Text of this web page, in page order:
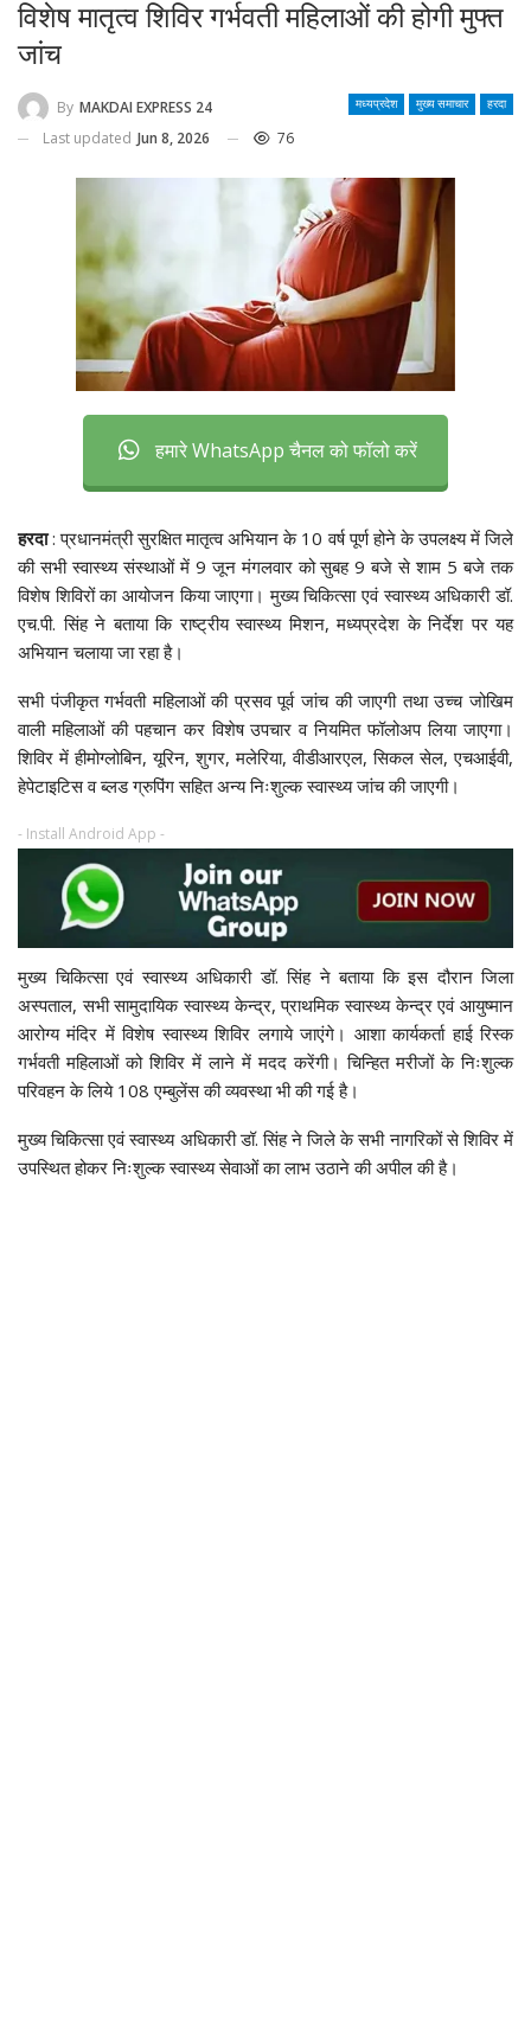
विशेष मातृत्व शिविर गर्भवती महिलाओं की होगी मुफ्त
जांच
मध्यप्रदेश मुख्य समाचार हरदा
By MAKDAI EXPRESS 24
Last updated Jun 8, 2026 76
हमारे WhatsApp चैनल को फॉलो करें
हरदा: प्रधानमंत्री सुरक्षित मातृत्व अभियान के 10 वर्ष पूर्ण होने के उपलक्ष्य में जिले
की सभी स्वास्थ्य संस्थाओं में 9 जून मंगलवार को सुबह 9 बजे से शाम 5 बजे तक
विशेष शिविरों का आयोजन किया जाएगा। मुख्य चिकित्सा एवं स्वास्थ्य अधिकारी डॉ.
एच.पी. सिंह ने बताया कि राष्ट्रीय स्वास्थ्य मिशन, मध्यप्रदेश के निर्देश पर यह
अभियान चलाया जा रहा है।
सभी पंजीकृत गर्भवती महिलाओं की प्रसव पूर्व जांच की जाएगी तथा उच्च जोखिम
वाली महिलाओं की पहचान कर विशेष उपचार व नियमित फॉलोअप लिया जाएगा।
शिविर में हीमोग्लोबिन, यूरिन, शुगर, मलेरिया, वीडीआरएल, सिकल सेल, एचआईवी,
हेपेटाइटिस व ब्लड ग्रुपिंग सहित अन्य निःशुल्क स्वास्थ्य जांच की जाएगी।
- Install Android App -
मुख्य चिकित्सा एवं स्वास्थ्य अधिकारी डॉ. सिंह ने बताया कि इस दौरान जिला
अस्पताल, सभी सामुदायिक स्वास्थ्य केन्द्र, प्राथमिक स्वास्थ्य केन्द्र एवं आयुष्मान
आरोग्य मंदिर में विशेष स्वास्थ्य शिविर लगाये जाएंगे। आशा कार्यकर्ता हाई रिस्क
गर्भवती महिलाओं को शिविर में लाने में मदद करेंगी। चिन्हित मरीजों के निःशुल्क
परिवहन के लिये 108 एम्बुलेंस की व्यवस्था भी की गई है।
मुख्य चिकित्सा एवं स्वास्थ्य अधिकारी डॉ. सिंह ने जिले के सभी नागरिकों से शिविर में
उपस्थित होकर निःशुल्क स्वास्थ्य सेवाओं का लाभ उठाने की अपील की है।